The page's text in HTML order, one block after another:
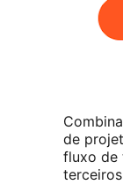
de
fluxo de